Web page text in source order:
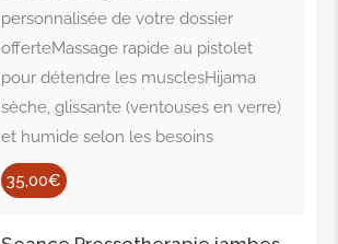
personnalisée de votre dossier
offerteMassage rapide au pistolet
pour détendre les musclesHijama
sèche, glissante (ventouses en verre)
et humide selon les besoins
35,00€